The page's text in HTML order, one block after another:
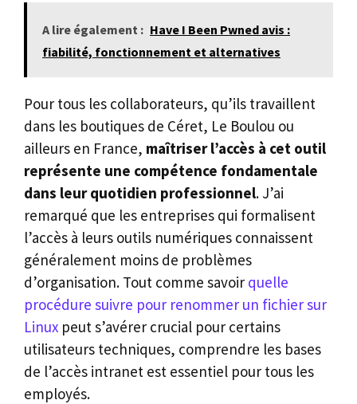
A lire également : Have I Been Pwned avis :
fiabilité, fonctionnement et alternatives
Pour tous les collaborateurs, qu’ils travaillent
dans les boutiques de Céret, Le Boulou ou
ailleurs en France, maîtriser l’accès à cet outil
représente une compétence fondamentale
dans leur quotidien professionnel. J’ai
remarqué que les entreprises qui formalisent
l’accès à leurs outils numériques connaissent
généralement moins de problèmes
d’organisation. Tout comme savoir quelle
procédure suivre pour renommer un fichier sur
Linux peut s’avérer crucial pour certains
utilisateurs techniques, comprendre les bases
de l’accès intranet est essentiel pour tous les
employés.